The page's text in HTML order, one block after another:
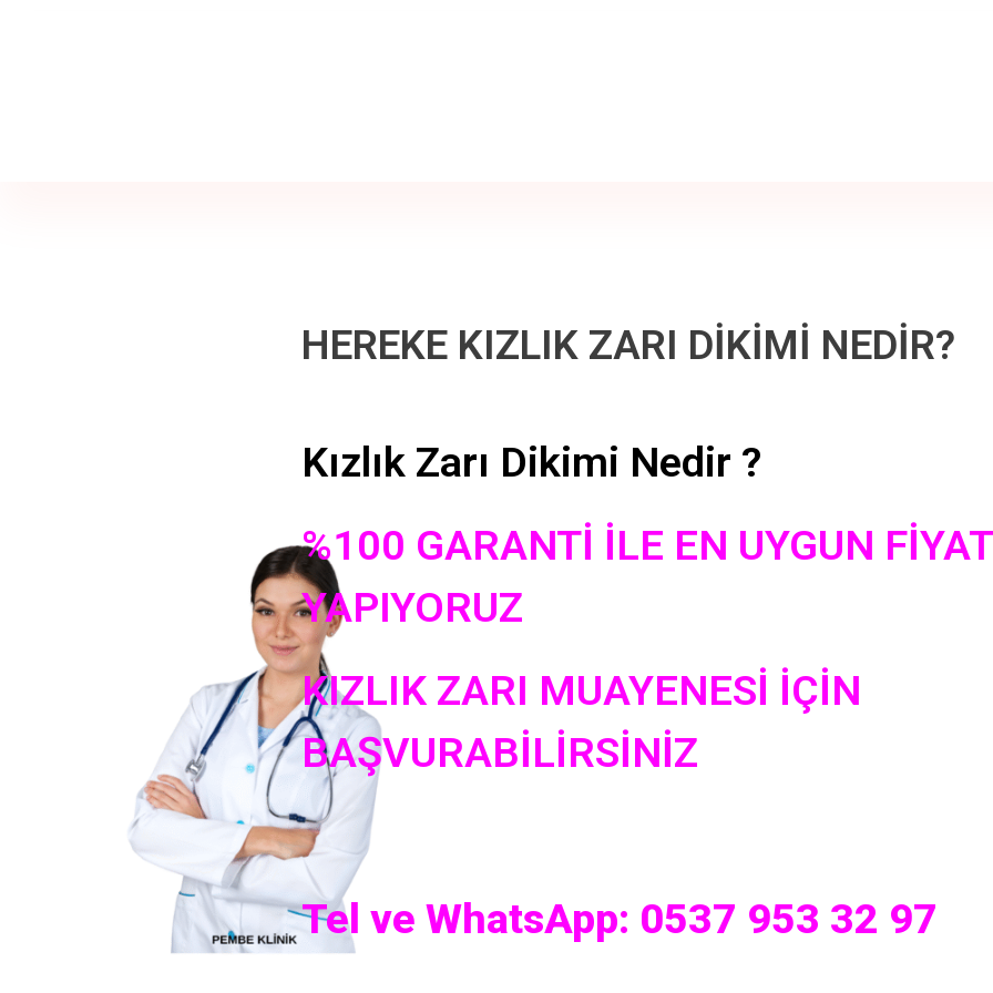
HEREKE KIZLIK ZARI DİKİMİ NEDİR?
Kızlık Zarı Dikimi Nedir ?
%100 GARANTİ İLE EN UYGUN
YAPIYORUZ
KIZLIK ZARI MUAYENESİ İÇİN
BAŞVURABİLİRSİNİZ
Tel ve WhatsApp: 0537 953 32 97